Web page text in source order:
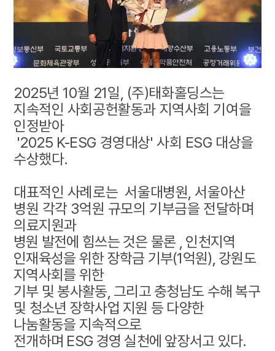
2025년 10월 21일, (주)태화홀딩스는
지속적인 사회공헌활동과 지역사회 기여을
인정받아
'2025 K-ESG 경영대상' 사회 ESG 대상을
수상했다.
대표적인 사례로는 서울대병원, 서울아산
병원 각각 3억원 규모의 기부금을 전달하며
의료지원과
병원 발전에 힘쓰는 것은 물론 , 인천지역
인재육성을 위한 장학금 기부(1억원), 강원도
지역사회를 위한
기부 및 봉사활동, 그리고 충청남도 수해 복구
및 청소년 장학사업 지원 등 다양한
나눔활동을 지속적으로
전개하며 ESG 경영 실천에 앞장서고 있다.